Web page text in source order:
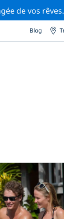
de vos rêves.
Blog